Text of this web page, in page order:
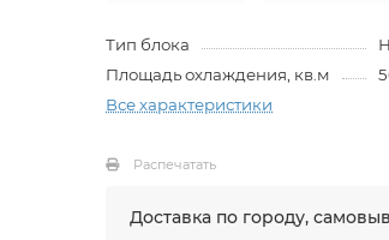
Тип блока
Площадь охлаждения, кв.м
Все характеристики
Распечатать
Доставка по городу,